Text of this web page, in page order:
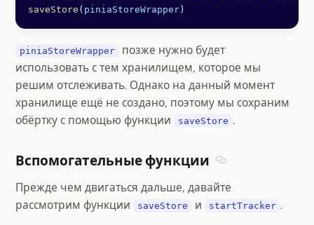
saveStore ( piniaStoreWrapper )
piniaStoreWrapper
позже нужно будет
использовать с тем хранилищем, которое мы
решим отслеживать. Однако на данный момент
хранилище ещё не создано, поэтому мы сохраним
обёртку с помощью функции
saveStore .
Вспомогательные функции
Прежде чем двигаться дальше, давайте
рассмотрим функции
saveStore и startTracker .